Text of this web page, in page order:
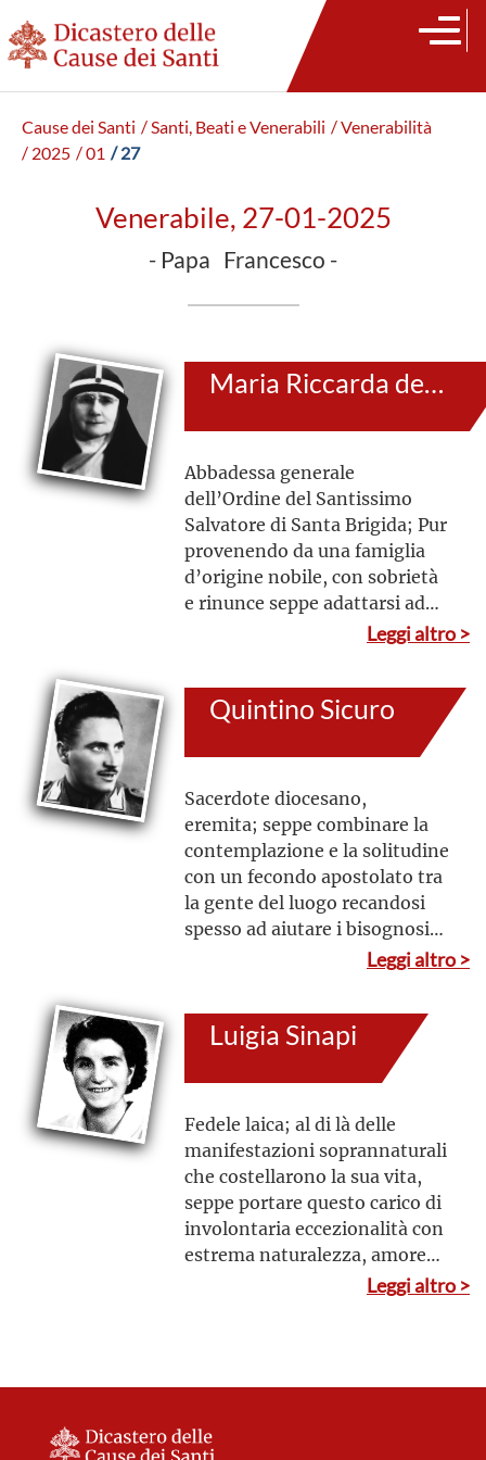
Cause dei Santi / Santi, Beati e Venerabili / Venerabilità
/ 2025 / 01 / 27
Venerabile, 27-01-2025
- Papa Francesco -
Maria Riccarda del Preziosissimo Sangue Beauchamp Hambrough
Abbadessa generale
dell’Ordine del Santissimo
Salvatore di Santa Brigida; Pur
provenendo da una famiglia
d’origine nobile, con sobrietà
e rinunce seppe adattarsi ad
uno stile di vita povero. La sua
ad alcune famiglie d’ebrei
mondiale
Leggi altro >
Quintino Sicuro
Sacerdote diocesano,
eremita; seppe combinare la
contemplazione e la solitudine
con un fecondo apostolato tra
la gente del luogo recandosi
spesso ad aiutare i bisognosi
mettendosi a disposizione dei
Leggi altro >
Luigia Sinapi
Fedele laica; al di là delle
manifestazioni soprannaturali
che costellarono la sua vita,
seppe portare questo carico di
involontaria eccezionalità con
estrema naturalezza, amore
verso Dio e verso il prossimo,
alla Chiesa e ai suoi
Leggi altro >